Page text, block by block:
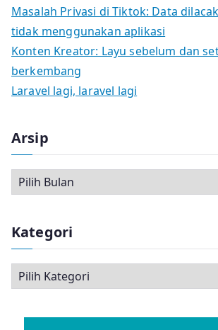
Masalah Privasi di Tiktok: Data
tidak menggunakan aplikasi
Konten Kreator: Layu sebelum dan
berkembang
Laravel lagi, laravel lagi
Arsip
r
iKategori
a